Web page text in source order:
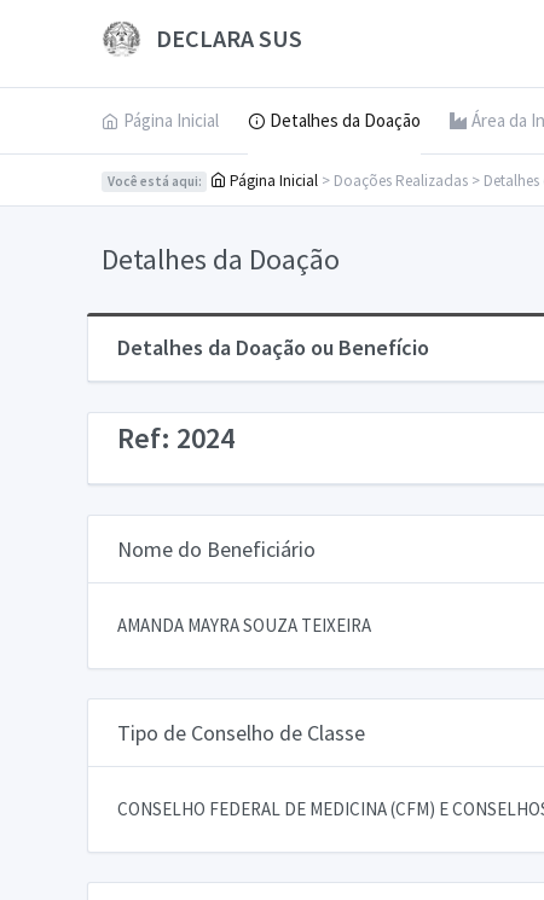
DECLARA SUS
Página Inicial Detalhes da Doação Área da
Você está aqui: Página Inicial > Doações Realizadas >
Detalhes da Doação
Detalhes da Doação ou Benefício
Ref: 2024
Nome do Beneficiário
AMANDA MAYRA SOUZA TEIXEIRA
Tipo de Conselho de Classe
CONSELHO FEDERAL DE MEDICINA (CFM) E